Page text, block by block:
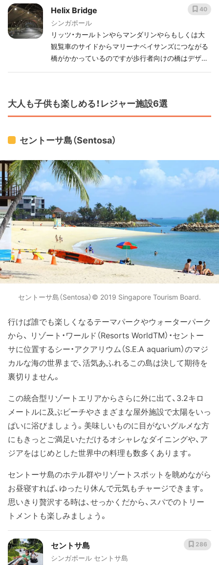
Helix Bridge
シンガポール
リッツ・カールトンやらマンダリンやらもしくは大
観覧車のサイドからマリーナベイサンズにつながる
橋がかかっているのですが歩行者向けの橋はデザイ
その他商業施設とか結構たくさん手がけています
ね。→
40
大人も子供も楽しめる！レジャー施設6選
セントーサ島（Sentosa）
セントーサ島（Sentosa）© 2019 Singapore Tourism Board.
行けば誰でも楽しくなるテーマパークやウォーターパーク
から、 リゾート・ワールド（Resorts WorldTM）・セントー
サに位置するシー・アクアリウム（S.E.A aquarium）のマジ
カルな海の世界まで、活気あふれるこの島は決して期待を
裏切りません。
この統合型リゾートエリアからさらに外に出て、3.2キロ
メートルに及ぶビーチやさまざまな屋外施設で太陽をいっ
ぱいに浴びましょう。美味しいものに目がないグルメな方
にもきっとご満足いただけるオシャレなダイニングや、ア
ジアをはじめとした世界中の料理も数多くあります。
セントーサ島のホテル群やリゾートスポットを眺めながら
お昼寝すれば、ゆったり休んで元気もチャージできます。
思いきり贅沢する時は、せっかくだから、スパでのトリー
トメントも楽しみましょう。
セントサ島
シンガポール セントサ島
286